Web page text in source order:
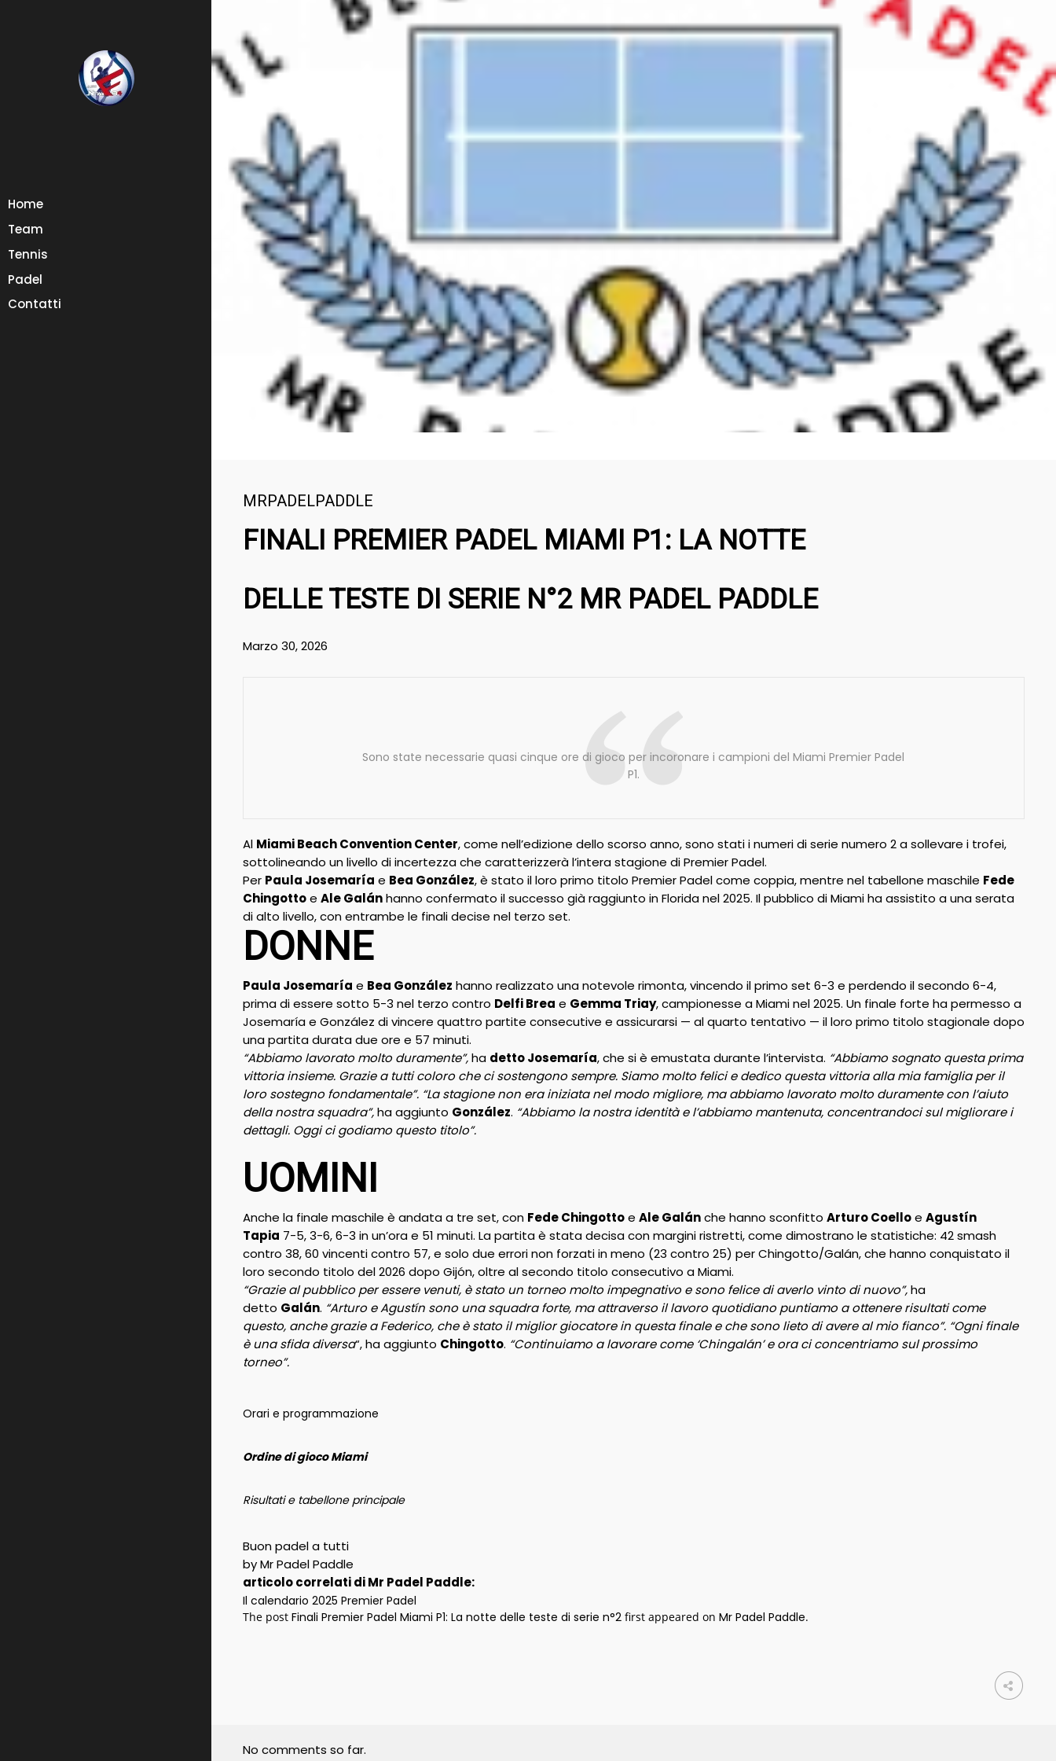
Home
Team
Tennis
Padel
Contatti
MRPADELPADDLE
FINALI PREMIER PADEL MIAMI P1: LA NOTTE
DELLE TESTE DI SERIE N°2 MR PADEL PADDLE
Marzo 30, 2026
Sono state necessarie quasi cinque ore di gioco per incoronare i campioni del Miami Premier Padel
P1.
Al Miami Beach Convention Center, come nell’edizione dello scorso anno, sono stati i numeri di serie numero 2 a sollevare i trofei,
sottolineando un livello di incertezza che caratterizzerà l’intera stagione di Premier Padel.
Per Paula Josemaría e Bea González, è stato il loro primo titolo Premier Padel come coppia, mentre nel tabellone maschile Fede
Chingottoe Ale Galánhanno confermato il successo già raggiunto in Florida nel 2025. Il pubblico di Miami ha assistito a una serata
di alto livello, con entrambe le finali decise nel terzo set.
DONNE
Paula Josemaría e Bea González hanno realizzato una notevole rimonta, vincendo il primo set 6-3 e perdendo il secondo 6-4,
prima di essere sotto 5-3 nel terzo contro Delfi Brea e Gemma Triay, campionesse a Miami nel 2025. Un finale forte ha permesso a
Josemaría e González di vincere quattro partite consecutive e assicurarsi — al quarto tentativo — il loro primo titolo stagionale dopo
una partita durata due ore e 57 minuti.
“Abbiamo lavorato molto duramente”,ha detto Josemaría, che si è emustata durante l’intervista. “Abbiamo sognato questa prima
vittoria insieme. Grazie a tutti coloro che ci sostengono sempre. Siamo molto felici e dedico questa vittoria alla mia famiglia per il
loro sostegno fondamentale”. “La stagione non era iniziata nel modo migliore, ma abbiamo lavorato molto duramente con l’aiuto
della nostra squadra”,ha aggiunto González. “Abbiamo la nostra identità e l’abbiamo mantenuta, concentrandoci sul migliorare i
dettagli. Oggi ci godiamo questo titolo”.
UOMINI
Anche la finale maschile è andata a tre set, con Fede Chingottoe Ale Galánche hanno sconfitto Arturo Coelloe Agustín
Tapia 7-5, 3-6, 6-3 in un’ora e 51 minuti. La partita è stata decisa con margini ristretti, come dimostrano le statistiche: 42 smash
contro 38, 60 vincenti contro 57, e solo due errori non forzati in meno (23 contro 25) per Chingotto/Galán, che hanno conquistato il
loro secondo titolo del 2026 dopo Gijón, oltre al secondo titolo consecutivo a Miami.
“Grazie al pubblico per essere venuti, è stato un torneo molto impegnativo e sono felice di averlo vinto di nuovo”,ha
detto Galán. “Arturo e Agustín sono una squadra forte, ma attraverso il lavoro quotidiano puntiamo a ottenere risultati come
questo, anche grazie a Federico, che è stato il miglior giocatore in questa finale e che sono lieto di avere al mio fianco”. “Ogni finale
è una sfida diversa“, ha aggiunto Chingotto. “Continuiamo a lavorare come ‘Chingalán’ e ora ci concentriamo sul prossimo
torneo”.
Orari e programmazione
Ordine di gioco Miami
Risultati e tabellone principale
Buon padel a tutti
by Mr Padel Paddle
articolo correlati di Mr Padel Paddle:
Il calendario 2025 Premier Padel
The post Finali Premier Padel Miami P1: La notte delle teste di serie n°2first appeared on Mr Padel Paddle.
No comments so far.